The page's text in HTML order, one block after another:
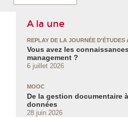
A la une
REPLAY DE LA JOURNÉE D'ÉTUDES
Vous avez les
management ?
6 juillet 2026
MOOC
De la gestion documentaire
données
28 juin 2026